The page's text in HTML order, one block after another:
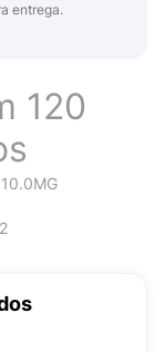
entrega.
120